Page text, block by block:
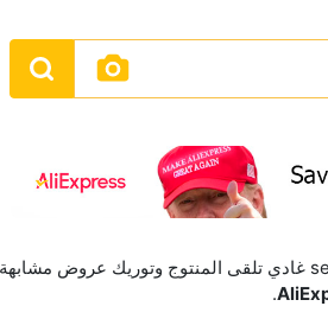
كيفاش تقلب على منتوج بالصورة؟ غير حمّل الصورة ولا حطّ لينك (URL)، والخدمة searchbyimage.ru غادي تلقى المنتوج وتوريك عروض مشابهة
.